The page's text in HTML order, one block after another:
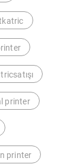
printer
printer